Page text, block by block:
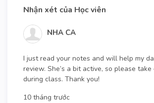
Nhận xét của Học viên
NHA CA
I just read your notes and will help my
review. She’s a bit active, so please
during class. Thank you!
10 tháng trước